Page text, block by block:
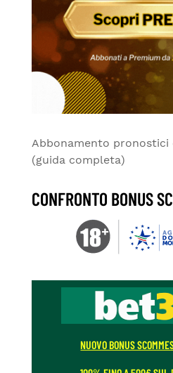
Abbonamento pronostici
(guida completa)
CONFRONTO BONUS
NUOVO BONUS